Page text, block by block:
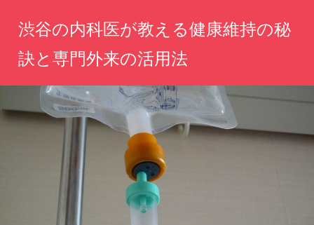
ツ
へ
渋谷の内科医が教える健康維持の秘
訣と専門外来の活用法
体
の